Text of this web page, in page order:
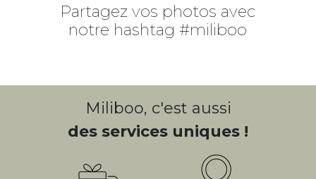
Partagez vos photos avec
notre hashtag #miliboo
Miliboo, c'est aussi
des services uniques !